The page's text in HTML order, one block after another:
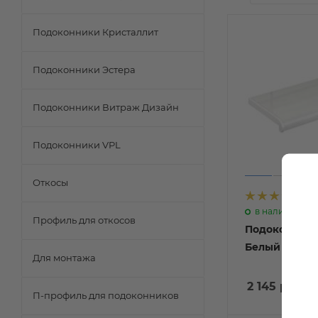
в наличии
Подоконник
Белый дуб
2 145 руб /
Подоконники Кристаллит
Подоконники Эстера
Подоконники Витраж Дизайн
Подоконники VPL
Откосы
Профиль для откосов
Для монтажа
П-профиль для подоконников